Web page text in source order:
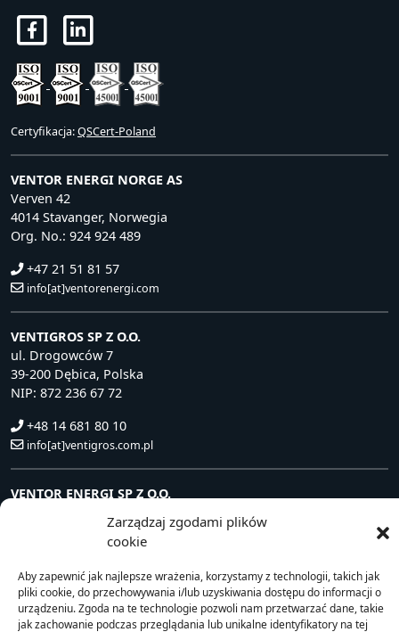
Zarządzaj zgodami plików
cookie
Aby zapewnić jak najlepsze wrażenia, korzystamy z technologii, takich jak
pliki cookie, do przechowywania i/lub uzyskiwania dostępu do informacji o
urządzeniu. Zgoda na te technologie pozwoli nam przetwarzać dane, takie
jak zachowanie podczas przeglądania lub unikalne identyfikatory na tej
Certyfikacja:QSCert-Poland
VENTOR ENERGI NORGE AS
Verven 42
4014 Stavanger, Norwegia
Org. No.: 924 924 489
+47 21 51 81 57
info[at]ventorenergi.com
VENTIGROS SP Z O.O.
ul. Drogowców 7
39-200 Dębica, Polska
NIP: 872 236 67 72
+48 14 681 80 10
info[at]ventigros.com.pl
VENTOR ENERGI SP Z O.O.
39-200 Dębica, Polska
NIP: 872 240 81 63
+48 14 681 80 10
info[at]ventorenergi.com